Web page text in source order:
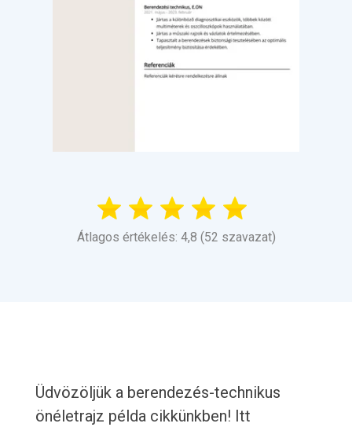
Átlagos értékelés: 4,8 (52 szavazat)
Üdvözöljük a berendezés-technikus
önéletrajz példa cikkünkben! Itt